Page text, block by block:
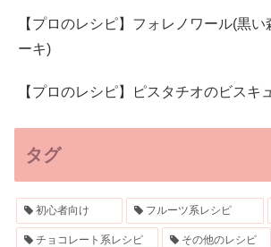
【プロのレシピ】フォレノワール(黒
ーキ)
【プロのレシピ】ピスタチオのビスキ
タグ
初心者向け フルーツ系レシピ
チョコレート系レシピ その他のレシピ